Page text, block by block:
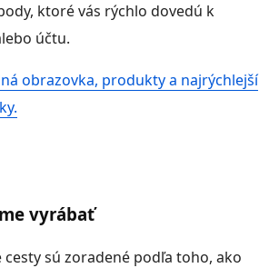
ktoré vás rýchlo dovedú k
účtu.
obrazovka, produkty a najrýchlejší
vyrábať
sú zoradené podľa toho, ako